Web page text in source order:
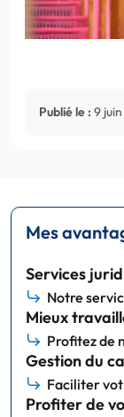
Publié le : 9
Mes
Services
Notre
Mieux
Profitez de
Gestion du
Faciliter
Profiter de